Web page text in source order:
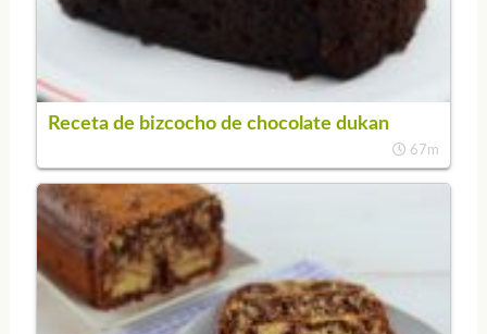
Receta de bizcocho de chocolate dukan
67m